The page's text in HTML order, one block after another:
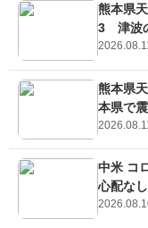
熊本県
3 津波
熊本県
本県で
中米 コ
心配なし